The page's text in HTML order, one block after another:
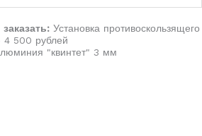
Установка противоскользящего
4 500 рублей
"квинтет" 3 мм